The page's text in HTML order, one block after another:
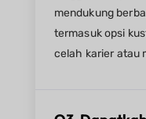
mendukung
termasuk opsi
celah karier atau